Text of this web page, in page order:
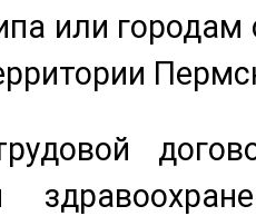
или